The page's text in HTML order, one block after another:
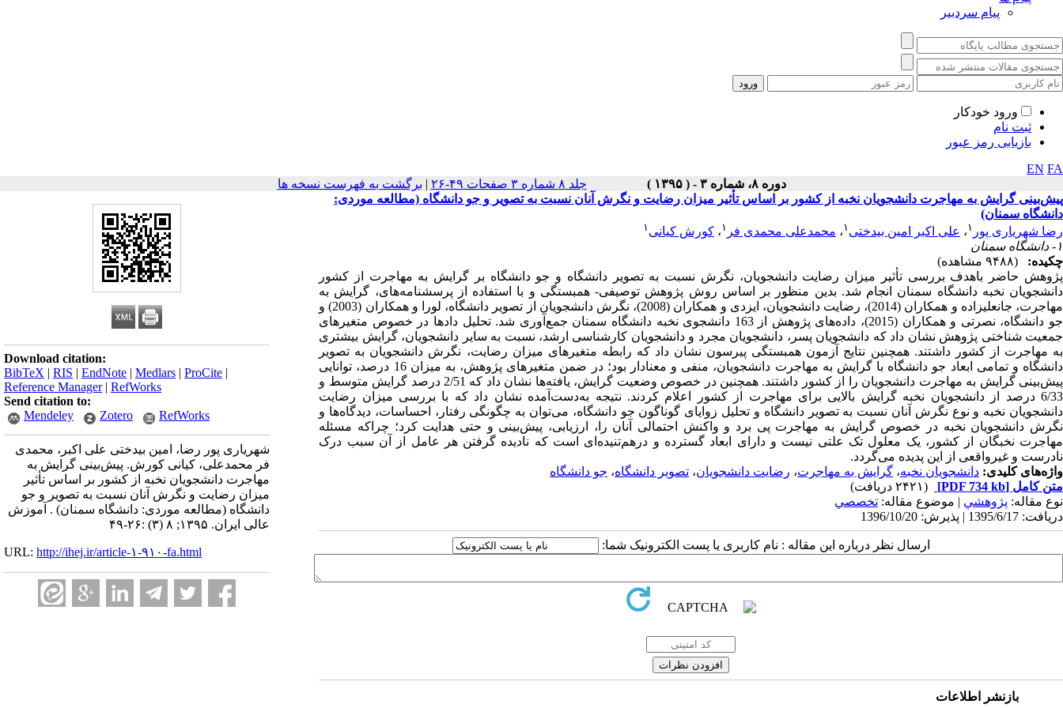
پیام سردبیر
ورود خودکار
ثبت نام
بازیابی رمز عبور
EN FA
دوره ۸، شماره ۳ - ( ۱۳۹۵ )
جلد ۸ شماره ۳ صفحات ۴۹-۲۶ | برگشت به فهرست نسخه ها
Download citation:
BibTeX | RIS | EndNote | Medlars | ProCite |
Reference Manager| RefWorks
Send citation to:
Mendeley
Zotero RefWorks
شهریاری پور رضا، امین بیدختی علی اکبر، محمدی
فر محمدعلی، کیانی کورش. پیش‌بینی گرایش به
مهاجرت دانشجویان نخبه از کشور بر اساس تأثیر
میزان رضایت و نگرش آنان نسبت به تصویر و جو
دانشگاه (مطالعه موردی: دانشگاه سمنان) . آموزش
عالی ایران. ۱۳۹۵; ۸ (۳) :۲۶-۴۹
URL: http://ihej.ir/article-۱-۹۱۰-fa.html
پیش‌بینی گرایش به مهاجرت دانشجویان نخبه از کشور بر اساس تأثیر میزان رضایت و نگرش آنان نسبت به تصویر و جو دانشگاه (مطالعه موردی:
دانشگاه سمنان)
رضا شهریاری پور ۱ ، علی اکبر امین بیدختی ۱ ، محمدعلی محمدی فر ۱ ، کورش کیانی ۱
۱- دانشگاه سمنان
چکیده:
(۹۴۸۸ مشاهده)
پژوهش حاضر باهدف بررسی تأثیر میزان رضایت دانشجویان، نگرش نسبت به تصویر دانشگاه و جو دانشگاه بر گرایش به مهاجرت از کشور
دانشجویان نخبه دانشگاه سمنان انجام شد. بدین منظور بر اساس روش پژوهش توصیفی- همبستگی و با استفاده از پرسشنامه‌های، گرایش به
مهاجرت، جانعلیزاده و همکاران (2014)، رضایت دانشجویان، ایزدی و همکاران (2008)، نگرش دانشجویان از تصویر دانشگاه، لورا و همکاران (2003) و
جو دانشگاه، نصرتی و همکاران (2015)، داده‌های پژوهش از 163 دانشجوی نخبه دانشگاه سمنان جمع‌آوری شد. تحلیل دادها در خصوص متغیرهای
جمعیت شناختی پژوهش نشان داد که دانشجویان پسر، دانشجویان مجرد و دانشجویان کارشناسی ارشد، نسبت به سایر دانشجویان، گرایش بیشتری
به مهاجرت از کشور داشتند. همچنین نتایج آزمون همبستگی پیرسون نشان داد که رابطه متغیرهای میزان رضایت، نگرش دانشجویان به تصویر
دانشگاه و تمامی ابعاد جو دانشگاه با گرایش به مهاجرت دانشجویان، منفی و معنادار بود؛ در ضمن متغیرهای پژوهش، به میزان 16 درصد، توانایی
پیش‌بینی گرایش به مهاجرت دانشجویان را از کشور داشتند. همچنین در خصوص وضعیت گرایش، یافته‌ها نشان داد که 2/51 درصد گرایش متوسط و
6/33 درصد از دانشجویان نخبه گرایش بالایی برای مهاجرت از کشور اعلام کردند.
نتیجه به‌دست‌آمده نشان داد که با بررسی میزان رضایت
دانشجویان نخبه و نوع نگرش آنان نسبت به تصویر دانشگاه و تحلیل زوایای گوناگون جو دانشگاه، می‌توان به چگونگی رفتار، احساسات، دیدگاه‌ها و
نگرش دانشجویان نخبه در خصوص گرایش به مهاجرت پی برد و واکنش احتمالی آنان را، ارزیابی، پیش‌بینی و حتی هدایت کرد؛ چراکه مسئله
مهاجرت نخبگان از کشور، یک معلول تک علتی نیست و دارای ابعاد گسترده و درهم‌تنیده‌ای است که نادیده گرفتن هر عامل از آن سبب درک
نادرست و غیرواقعی از این پدیده می‌گردد.
واژه‌های کلیدی: دانشجویان نخبه، گرایش به مهاجرت، رضایت دانشجویان، تصویر دانشگاه، جو دانشگاه
متن کامل [PDF 734 kb]
(۲۴۲۱ دریافت)
نوع مقاله: پژوهشي | موضوع مقاله: تخصصي
دریافت: 1395/6/17 | پذیرش: 1396/10/20
ارسال نظر درباره این مقاله : نام کاربری یا پست الکترونیک شما:
بازنشر اطلاعات